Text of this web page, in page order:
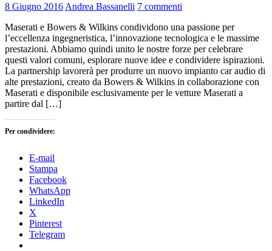
8 Giugno 2016 Andrea Bassanelli 7 commenti
Maserati e Bowers & Wilkins condividono una passione per
l’eccellenza ingegneristica, l’innovazione tecnologica e le massime
prestazioni. Abbiamo quindi unito le nostre forze per celebrare
questi valori comuni, esplorare nuove idee e condividere ispirazioni.
La partnership lavorerà per produrre un nuovo impianto car audio di
alte prestazioni, creato da Bowers & Wilkins in collaborazione con
Maserati e disponibile esclusivamente per le vetture Maserati a
partire dal […]
Per condividere:
E-mail
Stampa
Facebook
WhatsApp
LinkedIn
X
Pinterest
Telegram